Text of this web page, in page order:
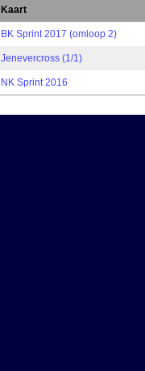
Kaart
BK Sprint 2017 (omloop 2)
Jenevercross (1/1)
NK Sprint 2016